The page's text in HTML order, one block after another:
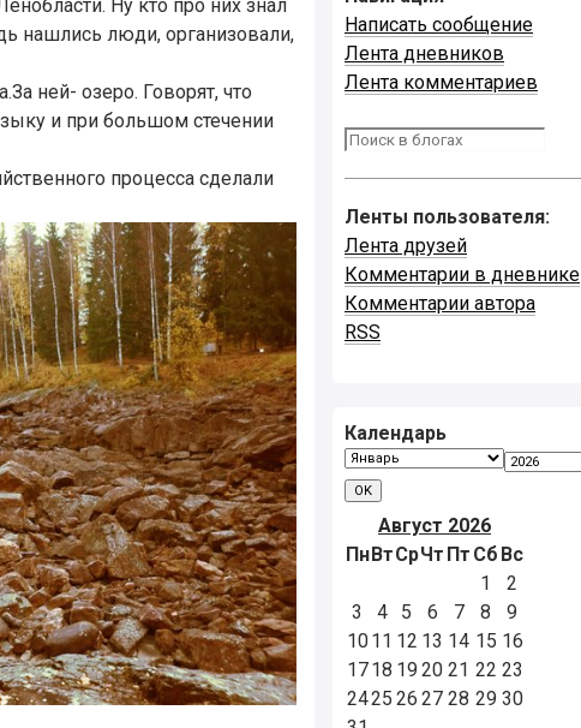
Ну кто про них знал
нашлись люди, организовали,
ней- озеро. Говорят, что
и при большом стечении
процесса сделали
Написать сообщение
Лента дневников
Лента комментариев
Ленты пользователя:
Лента друзей
Комментарии в дневнике
Комментарии автора
RSS
Календарь
Август 2026
ПнВтСрЧт Пт Сб Вс
1
2
3
4 5 6 7 8
9
1011 12 13 14 15 16
1718 19 20 21 22 23
2425 26 27 28 29 30